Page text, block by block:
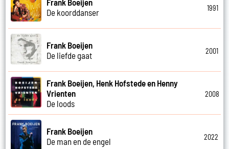
De koorddanser
1991
Frank Boeijen
De liefde gaat
2001
Frank Boeijen, Henk Hofstede en Henny
Vrienten
De loods
2008
Frank Boeijen
De man en de engel
2022